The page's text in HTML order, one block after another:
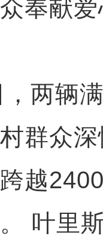
奉献
辆满
群众
越
叶里